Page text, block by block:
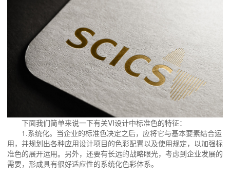
下面我们简单来说一下有关VI设计中标准色的特征：
1.系统化。当企业的标准色决定之后，应将它与基本要素结合运
用，并规划出各种应用设计项目的色彩配置以及使用规定，以加强标
准色的展开运用。另外，还要有长远的战略眼光，考虑到企业发展的
需要，形成具有很好适应性的系统化色彩体系。